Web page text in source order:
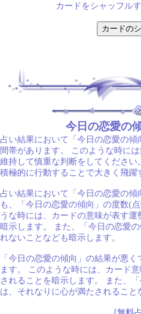
カードをシャッフル
今日の恋愛の
占い結果において「今日の恋愛の
間帯があります。 このような時に
維持して慎重な判断をしてください
積極的に行動することで大きく飛躍
占い結果において「今日の恋愛の
も、「今日の恋愛の傾向」の度数(
うな時には、カードの意味が表す
暗示します。 また、「今日の恋愛
れないことなども暗示します。
「今日の恋愛の傾向」の結果が悪
ます。 このような時には、カード
されることを暗示します。 また、
は、それなりに心が満たされること